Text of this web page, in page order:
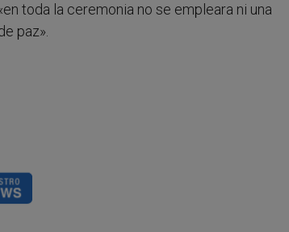
toda la ceremonia no se empleara ni una
paz».